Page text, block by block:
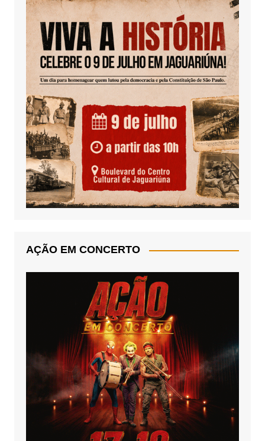
AÇÃO EM CONCERTO